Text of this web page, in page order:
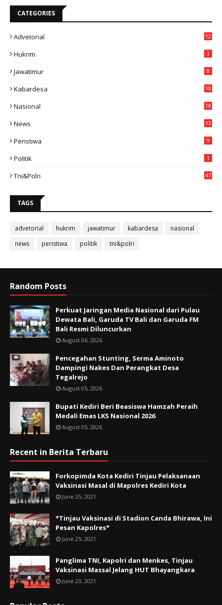
CATEGORIES
Advetorial 12
Hukrim 3
Jawatimur 8
Kabardesa
10
Nasional
18
News
13
Peristiwa 9
Politik 1
Tni&polri 47
TAGS
advetorial hukrim jawatimur kabardesa
nasional
news
peristiwa politik tni&polri
Random Posts
Perkuat Jaringan Media Nasional dari Pulau
Dewata Bali, Garuda TV Bali dan Garuda FM
Bali Resmi Diluncurkan
August 06, 2026
Pencegahan Stunting, Serma Aminoto
Dampingi Nakes Dan Perangkat Desa
Tegalrejo
August 05, 2026
Bupati Kediri Beri Beasiswa Hamzah Peraih
Medali Emas LKS Nasional 2026
August 05, 2026
Recent in Berita Terbaru
Forkopimda Kota Kediri Tinjau Pelaksanaan
Vaksinasi Masal di Mapolres Kediri Kota
June 25, 2021
*Tinjau Vaksinasi di Stadion Canda Bhirawa, Ini
Pesan Kapolres*
June 25, 2021
Panglima TNI, Kapolri dan Menkes, Tinjau
Vaksinasi Massal Jelang HUT Bhayangkara
June 23, 2021